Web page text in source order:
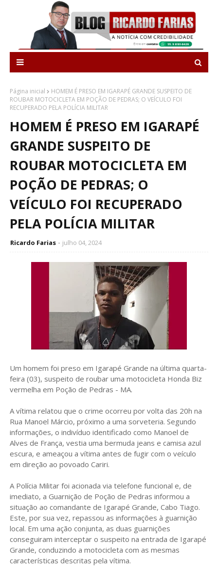
Página inicial
HOMEM É PRESO EM IGARAPÉ GRANDE SUSPEITO DE
ROUBAR MOTOCICLETA EM POÇÃO DE PEDRAS; O VEÍCULO FOI
RECUPERADO PELA POLÍCIA MILITAR
HOMEM É PRESO EM IGARAPÉ
GRANDE SUSPEITO DE
ROUBAR MOTOCICLETA EM
POÇÃO DE PEDRAS; O
VEÍCULO FOI RECUPERADO
PELA POLÍCIA MILITAR
Ricardo Farias julho 04, 2024
Um homem foi preso em Igarapé Grande na última quarta-
feira (03), suspeito de roubar uma motocicleta Honda Biz
vermelha em Poção de Pedras - MA.
A vítima relatou que o crime ocorreu por volta das 20h na
Rua Manoel Márcio, próximo a uma sorveteria. Segundo
informações, o indivíduo identificado como Manoel de
Alves de França, vestia uma bermuda jeans e camisa azul
escura, e ameaçou a vítima antes de fugir com o veículo
em direção ao povoado Cariri.
A Polícia Militar foi acionada via telefone funcional e, de
imediato, a Guarnição de Poção de Pedras informou a
situação ao comandante de Igarapé Grande, Cabo Tiago.
Este, por sua vez, repassou as informações à guarnição
local. Em uma ação conjunta, as duas guarnições
conseguiram interceptar o suspeito na entrada de Igarapé
Grande, conduzindo a motocicleta com as mesmas
características descritas pela vítima.